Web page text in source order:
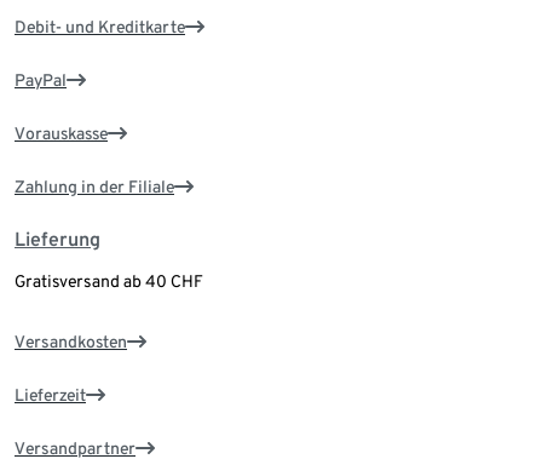
Debit- und Kreditkarte
PayPal
Vorauskasse
Zahlung in der Filiale
Lieferung
Gratisversand ab 40 CHF
Versandkosten
Lieferzeit
Versandpartner